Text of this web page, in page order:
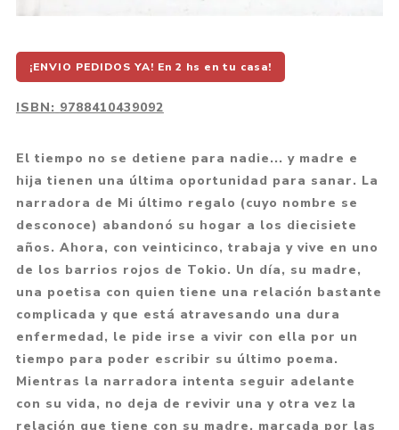
¡ENVIO PEDIDOS YA! En 2 hs en tu casa!
ISBN: 9788410439092
El tiempo no se detiene para nadie... y madre e
hija tienen una última oportunidad para sanar. La
narradora de Mi último regalo (cuyo nombre se
desconoce) abandonó su hogar a los diecisiete
años. Ahora, con veinticinco, trabaja y vive en uno
de los barrios rojos de Tokio. Un día, su madre,
una poetisa con quien tiene una relación bastante
complicada y que está atravesando una dura
enfermedad, le pide irse a vivir con ella por un
tiempo para poder escribir su último poema.
Mientras la narradora intenta seguir adelante
con su vida, no deja de revivir una y otra vez la
relación que tiene con su madre, marcada por las